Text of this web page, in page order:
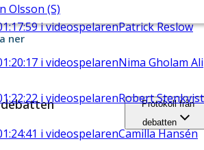
Olsson (S)
i videospelarenPatrick Reslow
i videospelarenNima Gholam Ali
i videospelarenRobert Stenkvist
i videospelarenCamilla Hansén
ner
Protokoll från
debatten